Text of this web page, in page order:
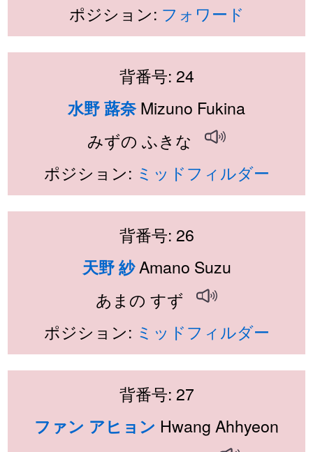
ポジション: フォワード
背番号: 24
水野 蕗奈Mizuno Fukina
みずの ふきな
ポジション: ミッドフィルダー
背番号: 26
天野 紗Amano Suzu
あまの すず
ポジション: ミッドフィルダー
背番号: 27
ファン アヒョン Hwang Ahhyeon